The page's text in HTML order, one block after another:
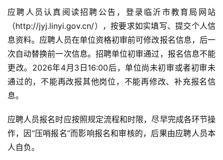
应聘人员认真阅读招聘公告，登录临沂市教育局网站
（http://jyj.linyi.gov.cn/），按要求如实填写、提交个人信
息资料。应聘人员在单位资格初审前可修改报名信息，后一
次自动替换前一次信息。招聘单位初审通过，报名信息不能
更改。2026年4月3日16:00后，单位尚未初审或者初审未
通过的，不能再改报其他岗位，不能再修改、补充报名信
息。
应聘人员报名时应按照规定流程和时限，尽早完成各环节操
作，因“压哨报名”而影响报名和审核的，后果由应聘人员本
人自负。